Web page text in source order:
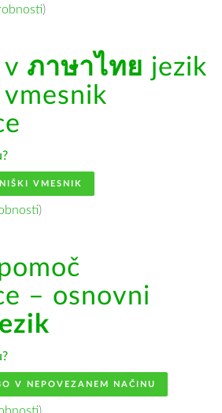
)
ภาษาไทย jezik
VMESNIK
)
– osnovni
V NEPOVEZANEM NAČINU